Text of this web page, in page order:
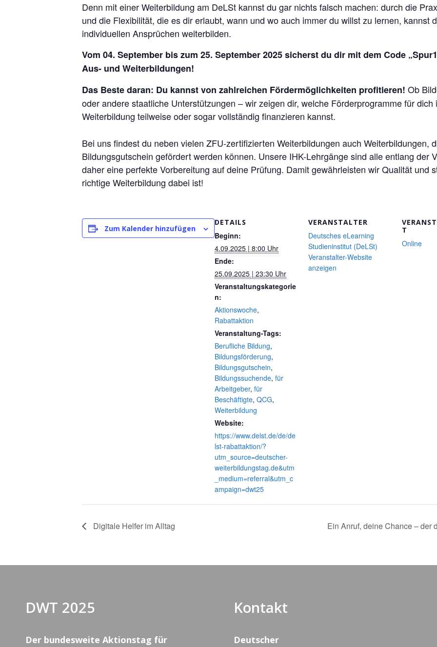
Denn mit einer Weiterbildung am DeLSt kannst du gar nichts falsch machen: durch die
und die Flexibilität, die es dir erlaubt, wann und wo auch immer du willst zu lernen, kannst
individuellen Ansprüchen weiterbilden.
Vom 04. September bis zum 25. September 2025 sicherst du dir mit dem Code
Aus- und Weiterbildungen!
Das Beste daran: Du kannst von zahlreichen Fördermöglichkeiten profitieren! Ob
oder andere staatliche Unterstützungen – wir zeigen dir, welche Förderprogramme für
Weiterbildung teilweise oder sogar vollständig finanzieren kannst.
Bei uns findest du neben vielen ZFU-zertifizierten Weiterbildungen auch Weiterbildungen,
Bildungsgutschein gefördert werden können. Unsere IHK-Lehrgänge sind alle entlang der
daher eine perfekte Vorbereitung auf deine Prüfung. Damit gewährleisten wir Qualität und
richtige Weiterbildung dabei ist!
Zum Kalender hinzufügen
DETAILS
Beginn:
4.09.2025 | 8:00 Uhr
Ende:
25.09.2025 | 23:30 Uhr
Veranstaltungskategorie
n:
Aktionswoche,
Rabattaktion
Veranstaltung-Tags:
Berufliche Bildung,
Bildungsförderung,
Bildungsgutschein,
Bildungssuchende, für
Arbeitgeber, für
Beschäftigte, QCG,
Weiterbildung
Website:
https://www.delst.de/de/de
lst-rabattaktion/?
utm_source=deutscher-
weiterbildungstag.de&utm
_medium=referral&utm_c
ampaign=dwt25
VERANSTALTER
Deutsches eLearning
Studieninstitut (DeLSt)
Veranstalter-Website
anzeigen
T
Online
Digitale Helfer im Alltag Ein Anruf, deine Chance – der
DWT 2025
Der bundesweite Aktionstag für
Kontakt
Deutscher